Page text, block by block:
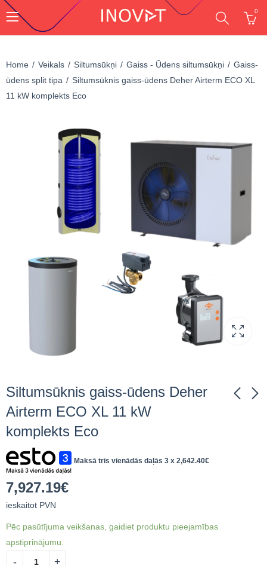
0
Home Veikals Siltumsūkņi Gaiss - Ūdens siltumsūkņi
Gaiss-
ūdens split tipa
Siltumsūknis gaiss-ūdens Deher Airterm ECO XL
11 kW komplekts Eco
Siltumsūknis gaiss-ūdens Deher
Airterm ECO XL 11 kW
komplekts Eco
ECO L 11 kW
7,746.36€ieskaitot
Full L 11 kW
9,115.54
Maksā trīs vienādās daļās 3 x 2,642.40€
7,927.19€
ieskaitot PVN
Pēc pasūtījuma veikšanas, gaidiet produktu pieejamības
apstiprinājumu.